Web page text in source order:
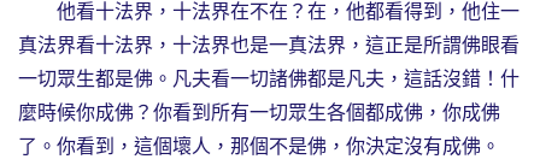
他看十法界，十法界在不在？在，他都看得到，他住一
真法界看十法界，十法界也是一真法界，這正是所謂佛眼看
一切眾生都是佛。凡夫看一切諸佛都是凡夫，這話沒錯！什
麼時候你成佛？你看到所有一切眾生各個都成佛，你成佛
了。你看到，這個壞人，那個不是佛，你決定沒有成佛。